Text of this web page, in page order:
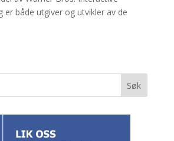
er både utgiver og utvikler av de